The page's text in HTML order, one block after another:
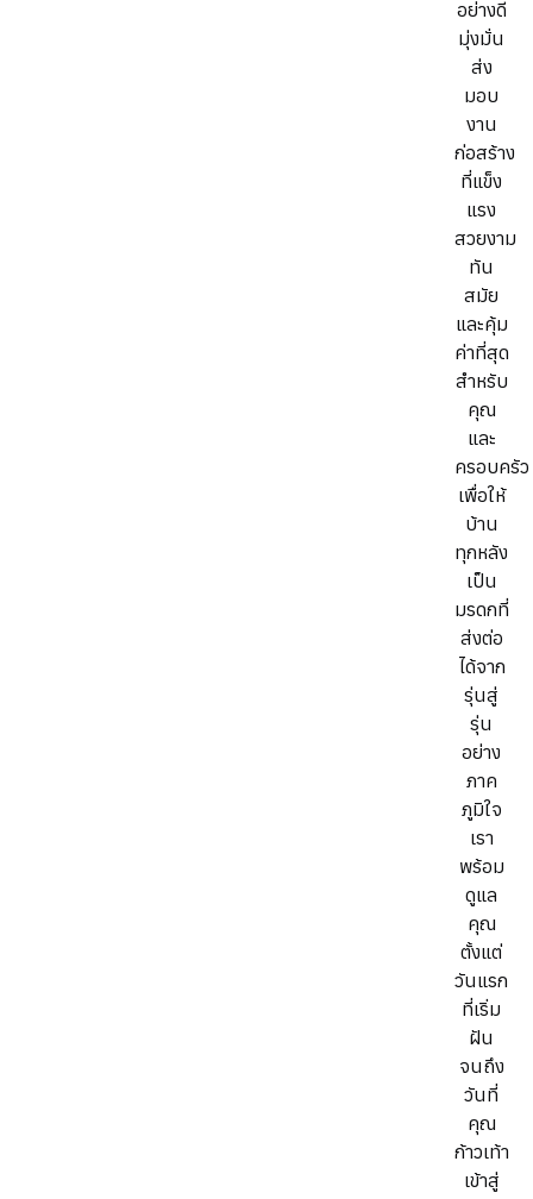
อย่างดี
มุ่งมั่น
ส่ง
มอบ
งาน
ก่อสร้าง
ที่แข็ง
แรง
สวยงาม
ทัน
สมัย
และคุ้ม
ค่าที่สุด
สำหรับ
คุณ
และ
ครอบครัว
เพื่อให้
บ้าน
ทุกหลัง
เป็น
มรดกที่
ส่งต่อ
ได้จาก
รุ่นสู่
รุ่น
อย่าง
ภาค
ภูมิใจ
เรา
พร้อม
ดูแล
คุณ
ตั้งแต่
วันแรก
ที่เริ่ม
ฝัน
จนถึง
วันที่
คุณ
ก้าวเท้า
เข้าสู่